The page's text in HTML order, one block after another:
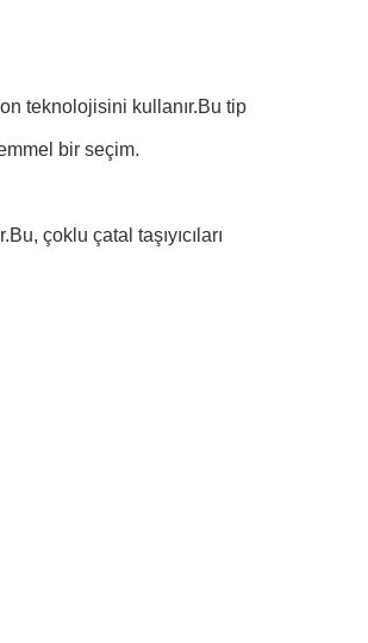
teknolojisini kullanır.Bu tip
bir seçim.
çoklu çatal taşıyıcıları